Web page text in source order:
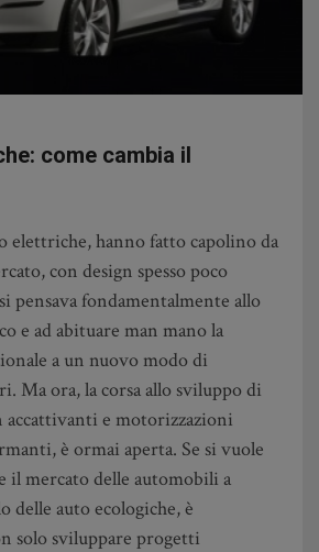
come cambia il
elettriche, hanno fatto capolino da
con design spesso poco
pensava fondamentalmente allo
e ad abituare man mano la
a un nuovo modo di
Ma ora, la corsa allo sviluppo di
accattivanti e motorizzazioni
è ormai aperta. Se si vuole
il mercato delle automobili a
delle auto ecologiche, è
solo sviluppare progetti